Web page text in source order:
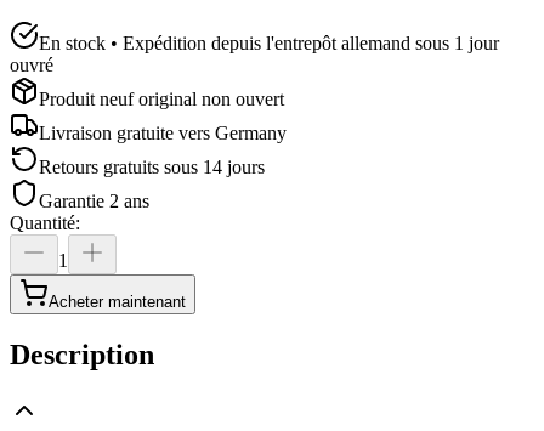
En stock • Expédition depuis l'entrepôt allemand sous 1 jour
ouvré
Produit neuf original non ouvert
Livraison gratuite vers Germany
Retours gratuits sous 14 jours
Garantie 2 ans
Quantité:
1
Acheter maintenant
Description